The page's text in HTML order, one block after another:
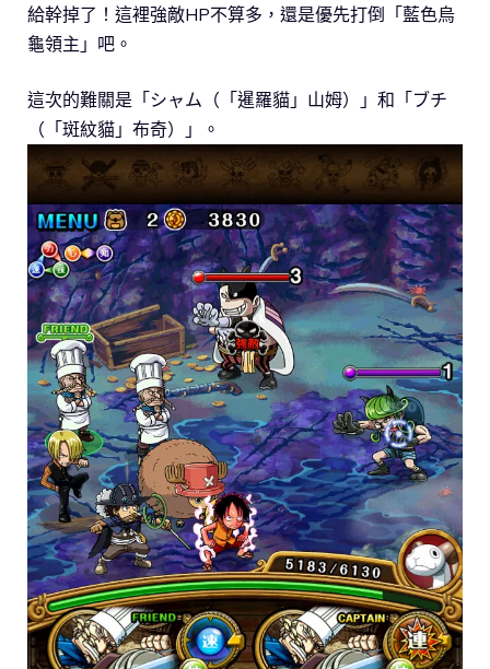
給幹掉了！這裡強敵HP不算多，還是優先打倒「藍色烏
龜領主」吧。
這次的難關是「シャム（「暹羅貓」山姆）」和「ブチ
（「斑紋貓」布奇）」。